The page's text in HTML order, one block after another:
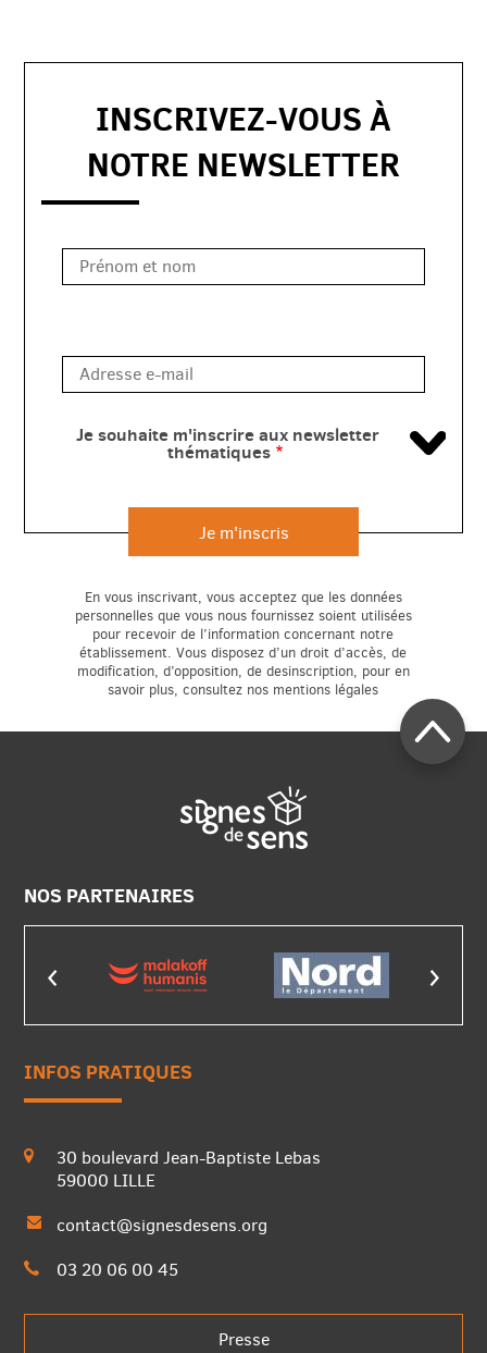
INSCRIVEZ-VOUS À
NOTRE NEWSLETTER
Je souhaite m'inscrire aux newsletter
thématiques
En vous inscrivant, vous acceptez que les données
personnelles que vous nous fournissez soient utilisées
pour recevoir de l’information concernant notre
établissement. Vous disposez d’un droit d’accès, de
modification, d’opposition, de desinscription, pour en
savoir plus, consultez nos mentions légales
NOS PARTENAIRES
INFOS PRATIQUES
30 boulevard Jean-Baptiste Lebas
59000 LILLE
contact@signesdesens.org
03 20 06 00 45
Presse